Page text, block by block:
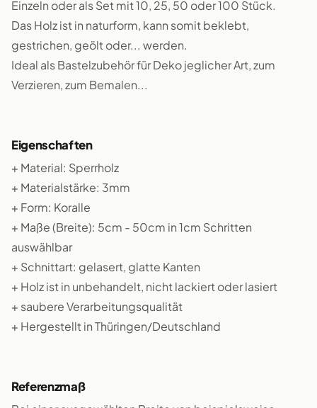
Einzeln oder als Set mit 10, 25, 50 oder 100 Stück.
Das Holz ist in naturform, kann somit beklebt,
gestrichen, geölt oder... werden.
Ideal als Bastelzubehör für Deko jeglicher Art, zum
Verzieren, zum Bemalen...
Eigenschaften
+ Material: Sperrholz
+ Materialstärke: 3mm
+ Form: Koralle
+ Maße (Breite): 5cm - 50cm in 1cm Schritten
auswählbar
+ Schnittart: gelasert, glatte Kanten
+ Holz ist in unbehandelt, nicht lackiert oder lasiert
+ saubere Verarbeitungsqualität
+ Hergestellt in Thüringen/Deutschland
Referenzmaß